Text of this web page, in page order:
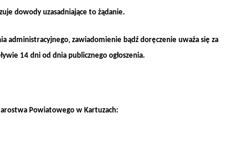
dowody uzasadniające to żądanie.
administracyjnego, zawiadomienie bądź doręczenie uważa się za
14 dni od dnia publicznego ogłoszenia.
Powiatowego w Kartuzach: